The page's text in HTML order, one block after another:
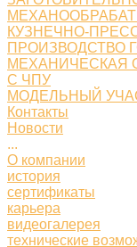
КУЗНЕЧНО-
ПРОИЗВОДСТВО
МЕХАНИЧЕСКАЯ
С ЧПУ
МОДЕЛЬНЫЙ
Контакты
Новости
...
О компании
история
сертификаты
карьера
видеогалерея
технические